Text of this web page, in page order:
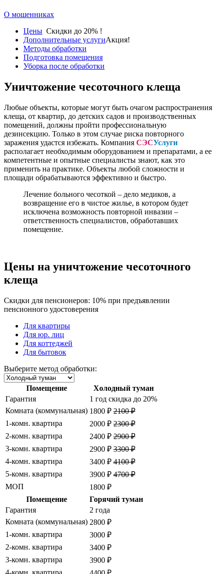
О мошенниках
Цены Скидки до 20% !
Дополнительные услугиАкция!
Методы обработки
Подготовка помещения
Уборка после обработки
Уничтожение чесоточного клеща
Любые объекты, которые могут быть очагом распространения
клеща, от квартир, до детских садов и производственных
помещений, должны пройти профессиональную
дезинсекцию. Только в этом случае риска повторного
заражения удастся избежать. Компания СЭСУслуги
располагает необходимым оборудованием и препаратами, а ее
компетентные и опытные специалисты знают, как это
применить на практике. Объекты любой сложности и
площади обрабатываются эффективно и быстро.
Лечение больного чесоткой – дело медиков, а
возвращение его в чистое жилье, в котором будет
исключена возможность повторной инвазии –
ответственность специалистов, обработавших
помещение.
Цены на уничтожение чесоточного
клеща
Скидки для пенсионеров: 10% при предъявлении
пенсионного удостоверения
Для квартиры
Для юр. лиц
Для коттеджей
Для бытовок
Выберите метод обработки:
Помещение
Холодный туман
Гарантия
1 год скидка до 20%
Комната (коммунальная) 1800 ₽ 2100 ₽
1-комн. квартира
2000 ₽ 2300 ₽
2-комн. квартира
2400 ₽ 2900 ₽
3-комн. квартира
2900 ₽ 3300 ₽
4-комн. квартира
3400 ₽ 4100 ₽
5-комн. квартира
3900 ₽ 4700 ₽
МОП
1800 ₽
Помещение
Горячий туман
Гарантия
2 года
Комната (коммунальная) 2800 ₽
1-комн. квартира
3000 ₽
2-комн. квартира
3400 ₽
3-комн. квартира
3900 ₽
4-комн. квартира